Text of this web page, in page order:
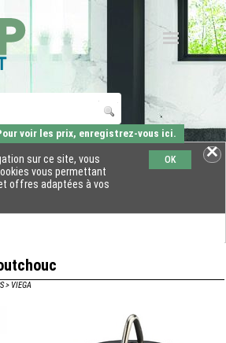
sur ce site, vous
vous permettant
offres adaptées à vos
OK
voir les prix, enregistrez-vous ici.